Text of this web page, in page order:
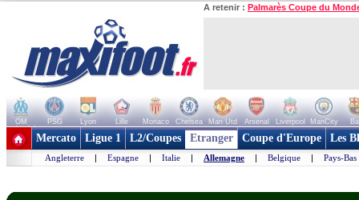
A retenir : Palmarès Coupe du
OM PSG Lyon Lille Monaco Chelsea Man Utd Arsenal Liverpool ManCity
+ de clubs
Mercato Ligue 1 L2/Coupes Etranger Coupe d'Europe Les
Angleterre | Espagne | Italie | Allemagne | Belgique | Pays-Bas